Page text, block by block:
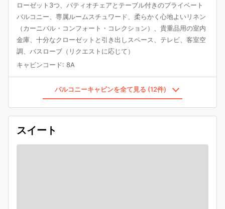
ローゼット3つ、パティオチェアとテーブル付きのプライベート
バルコニー、専属ルームスチュワード、柔らかく心地よいリネン
（カーニバル・コンフォート・コレクション）、貴重品用の室内
金庫、十分なクローゼットと引き出しスペース、テレビ、客室空
調、バスローブ（リクエストに応じて）
キャビンコード: 8A
バルコニーキャビンを全て見る (12件)
スイート